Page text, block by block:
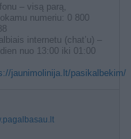
– visą parą,
numeriu: 0 800
internetu (chat’u) –
nuo 13:00 iki 01:00
jaunimolinija.lt/pasikalbekim/